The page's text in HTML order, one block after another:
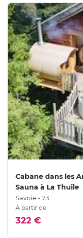
Cabane dans les
Sauna à La Thuile
Savoie - 73
À partir de
322 €